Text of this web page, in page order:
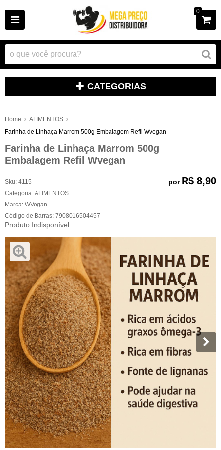
0
CATEGORIAS
Home
ALIMENTOS
Farinha de Linhaça Marrom 500g Embalagem Refil Wvegan
Farinha de Linhaça Marrom 500g
Embalagem Refil Wvegan
Sku: 4115
Categoria: ALIMENTOS
Marca: WVegan
Código de Barras: 7908016504457
Produto Indisponível
por R$ 8,90